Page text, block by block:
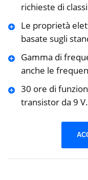
richieste di
Le proprietà
basate sugli
Gamma di
anche le
30 ore di
transistor da 9 V.